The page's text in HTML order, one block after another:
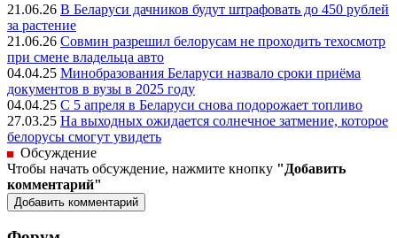
21.06.26 В Беларуси дачников будут штрафовать до 450 рублей
за растение
21.06.26 Совмин разрешил белорусам не проходить техосмотр
при смене владельца авто
04.04.25 Минобразования Беларуси назвало сроки приёма
документов в вузы в 2025 году
04.04.25 С 5 апреля в Беларуси снова подорожает топливо
27.03.25 На выходных ожидается солнечное затмение, которое
белорусы смогут увидеть
Обсуждение
Чтобы начать обсуждение, нажмите кнопку "Добавить
комментарий"